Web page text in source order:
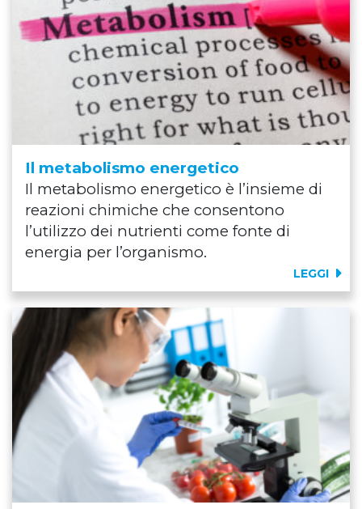
Il metabolismo energetico
Il metabolismo energetico è l’insieme di
reazioni chimiche che consentono
l’utilizzo dei nutrienti come fonte di
energia per l’organismo.
LEGGI